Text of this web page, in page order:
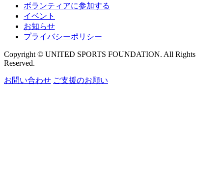
ボランティアに参加する
イベント
お知らせ
プライバシーポリシー
Copyright © UNITED SPORTS FOUNDATION. All Rights
Reserved.
お問い合わせ ご支援のお願い